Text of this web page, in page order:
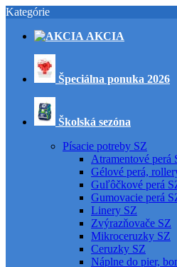
Kategórie
AKCIA
Špeciálna ponuka 2026
Školská sezóna
Písacie potreby SZ
Atramentové perá
Gélové perá,
Guľôčkové perá
Gumovacie perá
Linery SZ
Zvýrazňovače SZ
Mikroceruzky SZ
Ceruzky SZ
Náplne do pier,